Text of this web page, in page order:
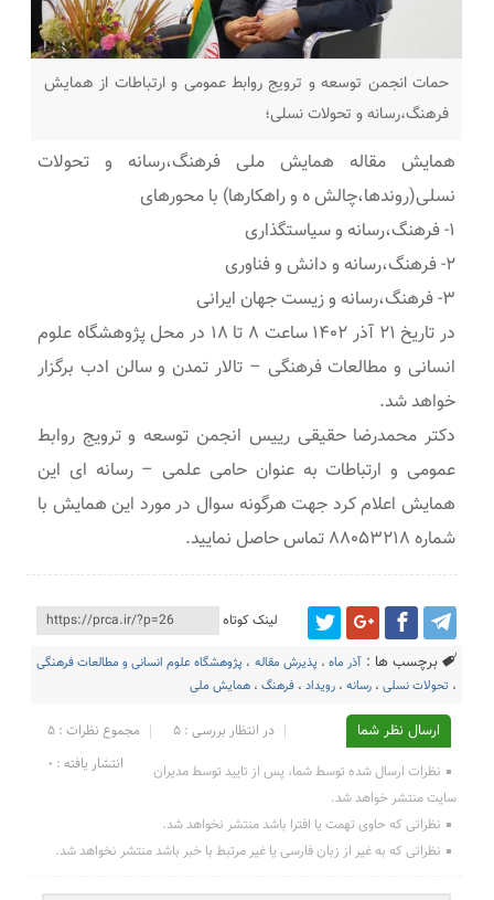
حمات انجمن توسعه و ترویج روابط عمومی و ارتباطات از همایش
فرهنگ،رسانه و تحولات نسلی؛
همایش مقاله همایش ملی فرهنگ،رسانه و تحولات
نسلی(روندها،چالش ه و راهکارها) با محورهای
۱- فرهنگ،رسانه و سیاستگذاری
۲- فرهنگ،رسانه و دانش و فناوری
۳- فرهنگ،رسانه و زیست جهان ایرانی
در تاریخ ۲۱ آذر ۱۴۰۲ ساعت ۸ تا ۱۸ در محل پژوهشگاه علوم
انسانی و مطالعات فرهنگی – تالار تمدن و سالن ادب برگزار
خواهد شد.
دکتر محمدرضا حقیقی رییس انجمن توسعه و ترویج روابط
عمومی و ارتباطات به عنوان حامی علمی – رسانه ای این
همایش اعلام کرد جهت هرگونه سوال در مورد این همایش با
شماره ۸۸۰۵۳۲۱۸ تماس حاصل نمایید.
لینک کوتاه
برچسب ها : آذر ماه ، پذیرش مقاله ، پژوهشگاه علوم انسانی و مطالعات فرهنگی
، تحولات نسلی ،رسانه ،رویداد ،فرهنگ ،همایش ملی
ارسال نظر شما مجموع نظرات : 5
در انتظار بررسی : 5
انتشار یافته : ۰
نظرات ارسال شده توسط شما، پس از تایید توسط مدیران
سایت منتشر خواهد شد.
نظراتی که حاوی تهمت یا افترا باشد منتشر نخواهد شد.
نظراتی که به غیر از زبان فارسی یا غیر مرتبط با خبر باشد منتشر نخواهد شد.